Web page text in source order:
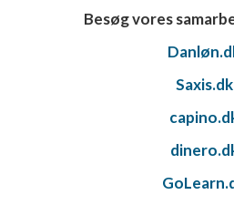
Besøg vores
Saxis.dk